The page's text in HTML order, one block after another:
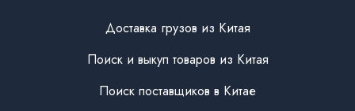
Доставка грузов из Китая
Поиск и выкуп товаров из Китая
Поиск поставщиков в Китае